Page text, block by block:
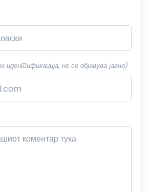
идентификација, не се објавува јавно)